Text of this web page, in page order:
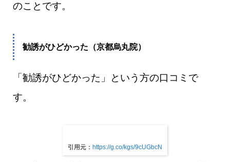
のことです。
勧誘がひどかった（京都烏丸院）
「勧誘がひどかった」という方の口コミで
す。
引用元： https://g.co/kgs/9cUGbcN